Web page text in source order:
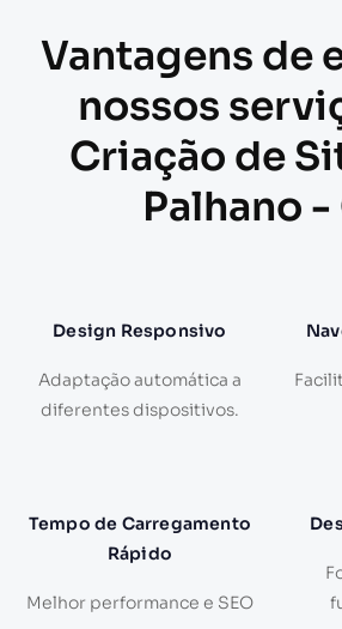
Vantagens de
nossos
Criação de
Palhano -
Design Responsivo
Adaptação automática a
diferentes dispositivos.
Tempo de Carregamento
Rápido
Melhor performance e SEO